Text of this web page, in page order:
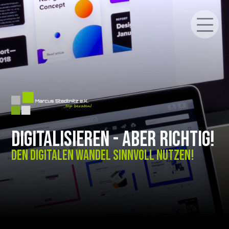
Digitalisieren - aber richtig!
Den digitalen Wandel sinnvoll nutzen!